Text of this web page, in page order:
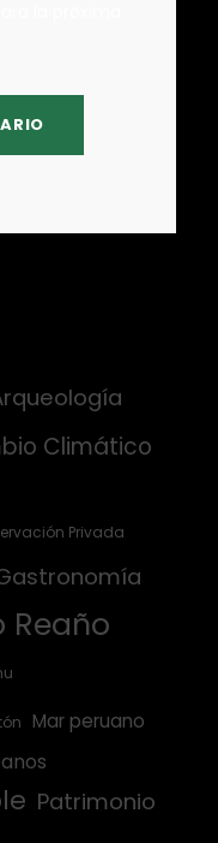
Climático
Privada
Reaño
Mar peruano
Patrimonio